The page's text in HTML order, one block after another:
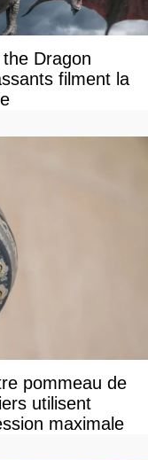
Dragon
filment la
pommeau de
utilisent
maximale